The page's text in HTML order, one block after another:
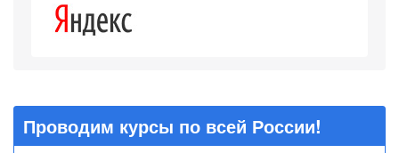
Проводим курсы по всей России!